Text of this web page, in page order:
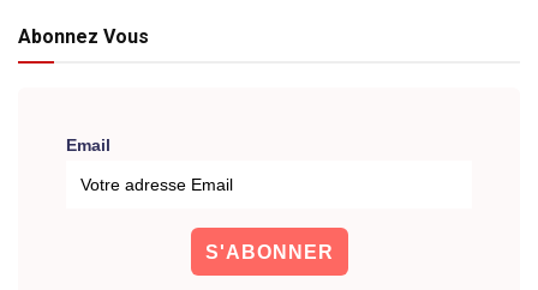
Abonnez Vous
Email